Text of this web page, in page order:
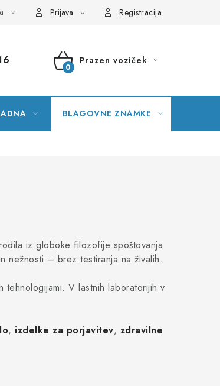
spletne strani Moje naročilo
Prijava Registracija
NAKUPOVALNI
Prazen voziček
BLAGOVNE ZNAMKE
iz globoke filozofije spoštovanja
nežnosti – brez testiranja na živalih.
tehnologijami. V lastnih laboratorijih v
, izdelke za porjavitev, zdravilne